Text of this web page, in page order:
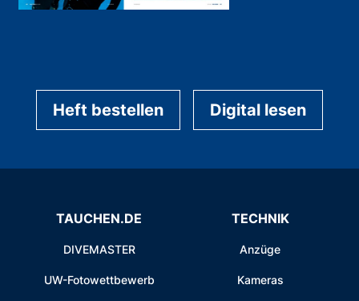
Heft bestellen Digital lesen
TAUCHEN.DE
DIVEMASTER
UW-Fotowettbewerb
TECHNIK
Anzüge
Kameras